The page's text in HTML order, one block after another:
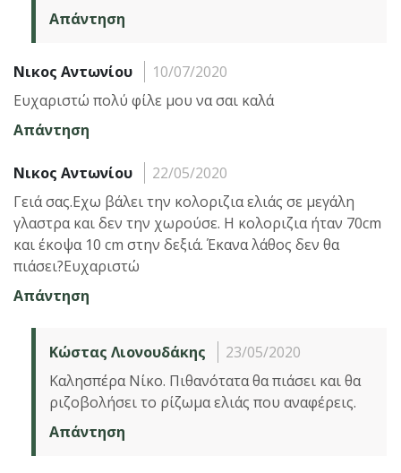
Απάντηση
Νικος Αντωνίου
10/07/2020
Ευχαριστώ πολύ φίλε μου να σαι καλά
Απάντηση
Νικος Αντωνίου
22/05/2020
Γειά σας.Εχω βάλει την κολοριζια ελιάς σε μεγάλη
γλαστρα και δεν την χωρούσε. Η κολοριζια ήταν 70cm
και έκοψα 10 cm στην δεξιά. Έκανα λάθος δεν θα
πιάσει?Ευχαριστώ
Απάντηση
Κώστας Λιονουδάκης
23/05/2020
Καλησπέρα Νίκο. Πιθανότατα θα πιάσει και θα
ριζοβολήσει το ρίζωμα ελιάς που αναφέρεις.
Απάντηση